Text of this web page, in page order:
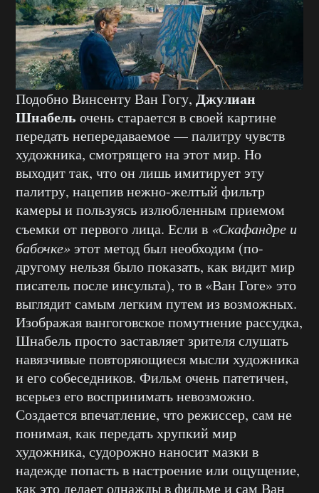
Подобно Винсенту Ван Гогу, Джулиан
Шнабель очень старается в своей картине
передать непередаваемое — палитру чувств
художника, смотрящего на этот мир. Но
выходит так, что он лишь имитирует эту
палитру, нацепив нежно-желтый фильтр
камеры и пользуясь излюбленным приемом
съемки от первого лица. Если в «Скафандре и
бабочке»этот метод был необходим (по-
другому нельзя было показать, как видит мир
писатель после инсульта), то в «Ван Гоге» это
выглядит самым легким путем из возможных.
Изображая вангоговское помутнение рассудка,
Шнабель просто заставляет зрителя слушать
навязчивые повторяющиеся мысли художника
и его собеседников. Фильм очень патетичен,
всерьез его воспринимать невозможно.
Создается впечатление, что режиссер, сам не
понимая, как передать хрупкий мир
художника, судорожно наносит мазки в
надежде попасть в настроение или ощущение,
как это делает однажды в фильме и сам Ван